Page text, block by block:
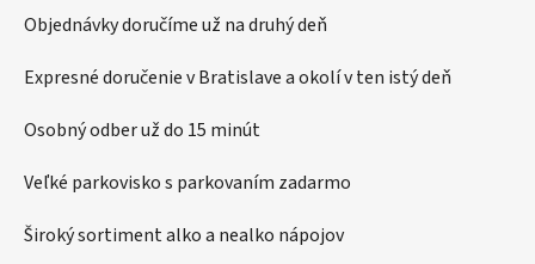
Objednávky doručíme už na druhý deň
Expresné doručenie v Bratislave a okolí v ten istý deň
Osobný odber už do 15 minút
Veľké parkovisko s parkovaním zadarmo
Široký sortiment alko a nealko nápojov